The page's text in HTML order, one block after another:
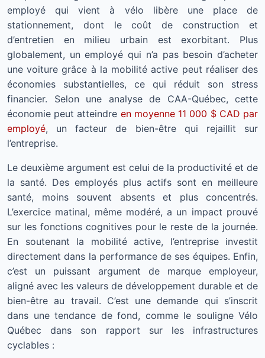
employé qui vient à vélo libère une place de
stationnement, dont le coût de construction et
d’entretien en milieu urbain est exorbitant. Plus
globalement, un employé qui n’a pas besoin d’acheter
une voiture grâce à la mobilité active peut réaliser des
économies substantielles, ce qui réduit son stress
financier. Selon une analyse de CAA-Québec, cette
économie peut atteindre en moyenne 11 000 $ CAD par
employé, un facteur de bien-être qui rejaillit sur
l’entreprise.
Le deuxième argument est celui de la productivité et de
la santé. Des employés plus actifs sont en meilleure
santé, moins souvent absents et plus concentrés.
L’exercice matinal, même modéré, a un impact prouvé
sur les fonctions cognitives pour le reste de la journée.
En soutenant la mobilité active, l’entreprise investit
directement dans la performance de ses équipes. Enfin,
c’est un puissant argument de marque employeur,
aligné avec les valeurs de développement durable et de
bien-être au travail. C’est une demande qui s’inscrit
dans une tendance de fond, comme le souligne Vélo
Québec dans son rapport sur les infrastructures
cyclables :